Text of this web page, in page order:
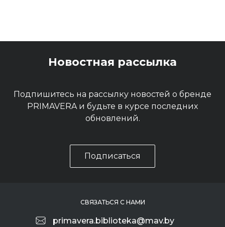
Новостная рассылка
Подпишитесь на рассылку новостей о бренде
PRIMAVERA и будьте в курсе последних
обновлений.
Подписаться
СВЯЗАТЬСЯ С НАМИ
primavera.biblioteka@mav.by